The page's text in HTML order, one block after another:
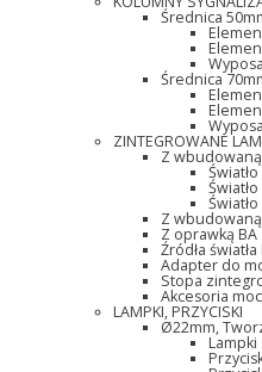
Średnica
Średnica
ZINTEGROWANE
Z
Światło
Z
Z oprawką BA
Źródła
Adapter do
Stopa
Akcesoria
LAMPKI, PRZYCISKI
Ø22mm,